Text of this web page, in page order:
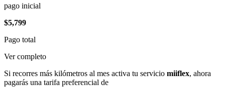
pago inicial
$5,799
Pago total
Ver completo
Si recorres más kilómetros al mes activa tu servicio miiflex, ahora
pagarás una tarifa preferencial de